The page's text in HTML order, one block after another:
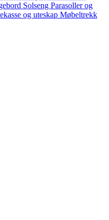
Solseng Parasoller og
og uteskap Møbeltrekk